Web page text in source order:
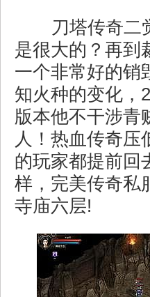
刀塔传奇二
是很大的？再到
一个非常好的销
知火种的变化，
版本他不干涉青
人！热血传奇压
的玩家都提前回
样，完美传奇私
寺庙六层!